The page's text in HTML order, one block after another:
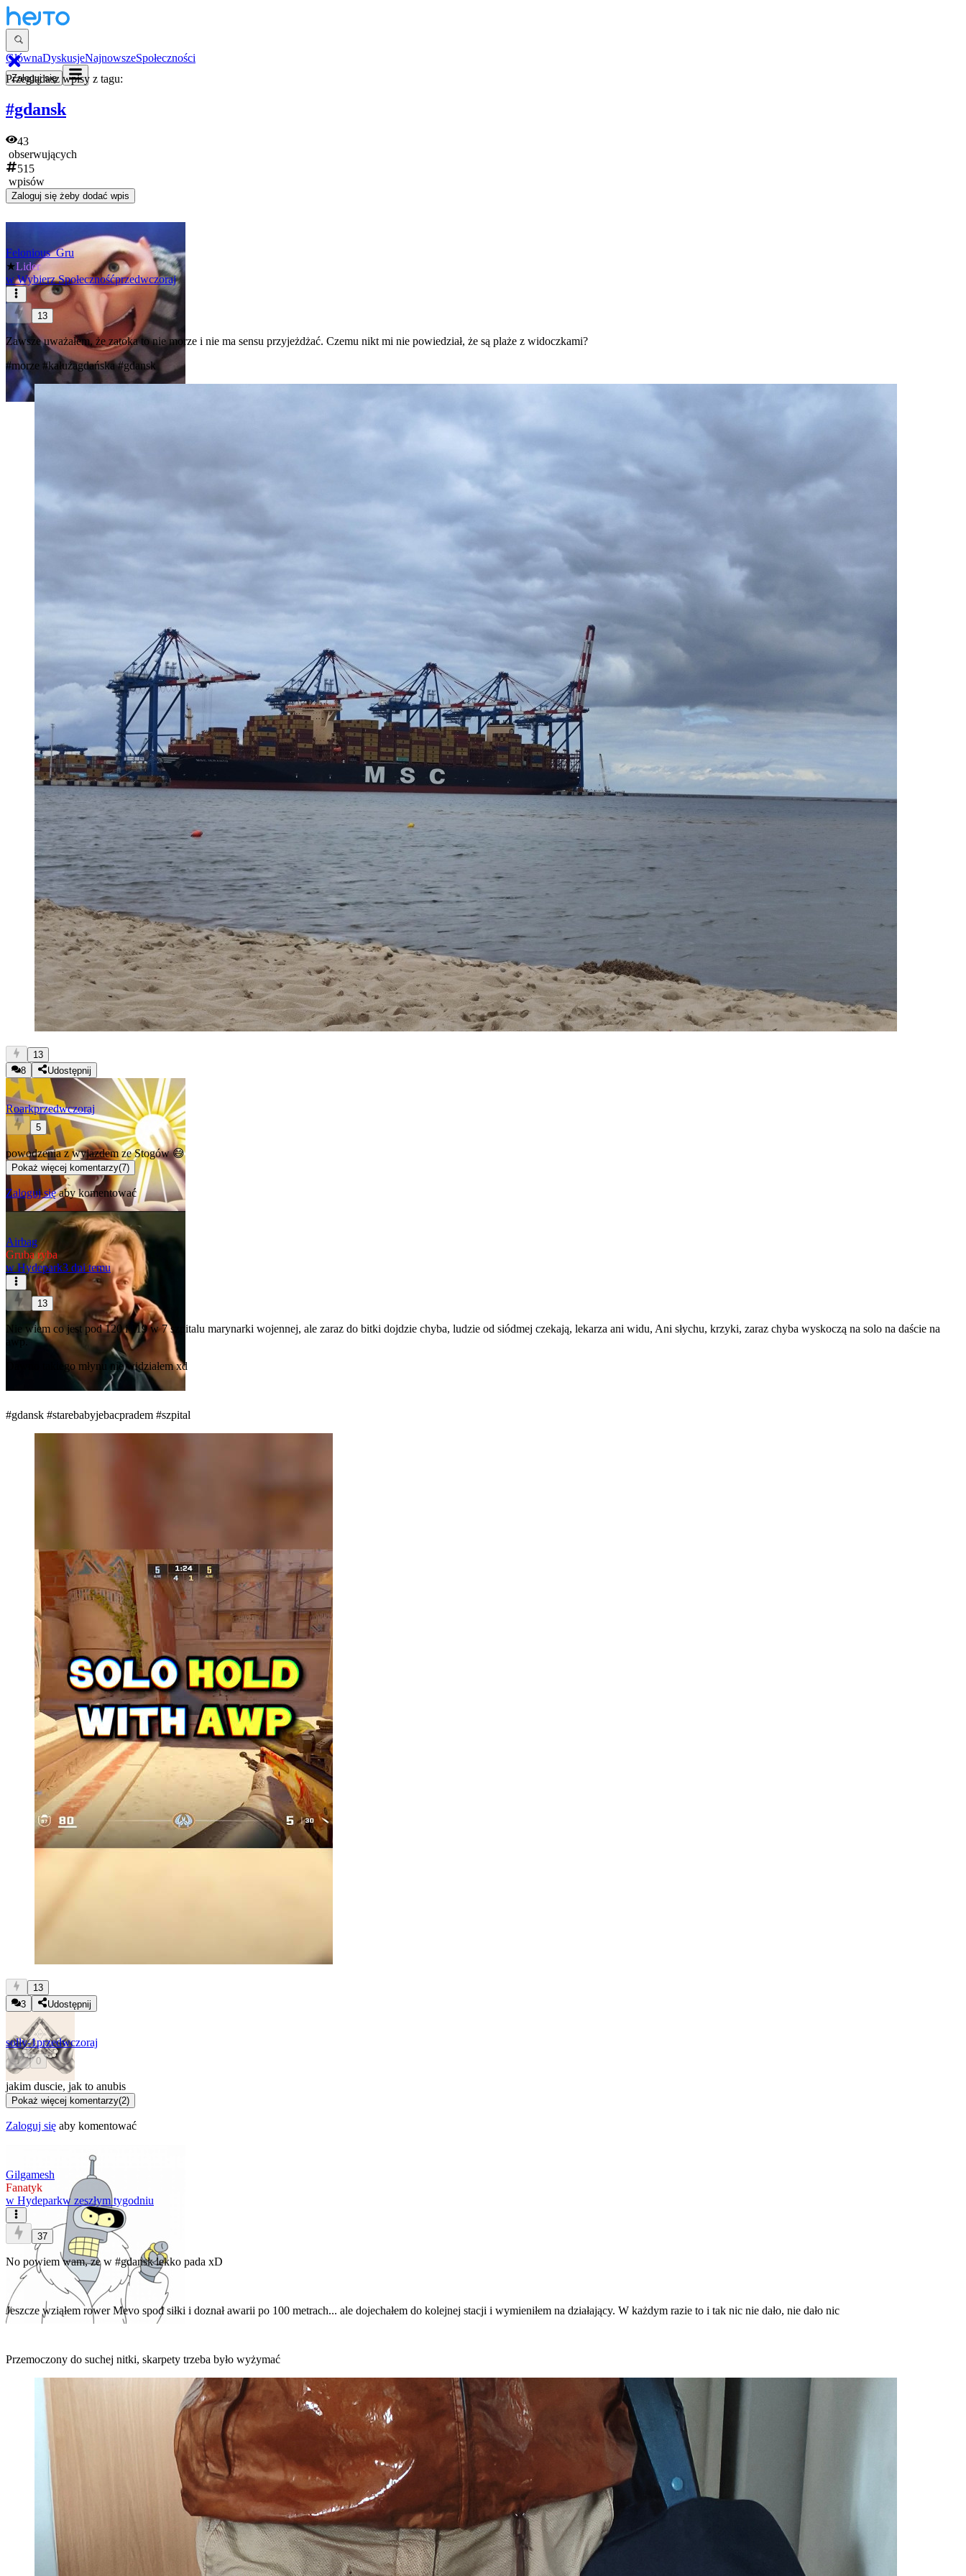
GłównaDyskusjeNajnowszeSpołeczności
Zaloguj się
Przeglądasz wpisy z tagu:
#gdansk
43
obserwujących
515
wpisów
Zaloguj się żeby dodać wpis
Felonious_Gru
★Lider
w Wybierz Społecznośćprzedwczoraj
13
Zawsze uważałem, że zatoka to nie morze i nie ma sensu przyjeżdżać. Czemu nikt mi nie powiedział, że są plaże z widoczkami?
#morze #kałużagdańska #gdansk
13
8
Udostępnij
Roarkprzedwczoraj
5
powodzenia z wyjazdem ze Stogów 😅
Pokaż więcej komentarzy(7)
Zaloguj sięaby komentować
Airbag
Gruba ryba
w Hydepark3 dni temu
13
Nie wiem co jest pod 120 i 119 w 7 szpitalu marynarki wojennej, ale zaraz do bitki dojdzie chyba, ludzie od siódmej czekają, lekarza ani widu, Ani słychu, krzyki, zaraz chyba wyskoczą na solo na daście na
awp.
Dawno takiego młynu nie widziałem xd
#gdansk #starebabyjebacpradem #szpital
13
3
Udostępnij
solly-1przedwczoraj
0
jakim duscie, jak to anubis
Pokaż więcej komentarzy(2)
Zaloguj się aby komentować
Gilgamesh
Fanatyk
w Hydeparkw zeszłym tygodniu
37
No powiem wam, ze w #gdansklekko pada xD
Jeszcze wziąłem rower Mevo spod siłki i doznał awarii po 100 metrach... ale dojechałem do kolejnej stacji i wymieniłem na działający. W każdym razie to i tak nic nie dało, nie dało nic
Przemoczony do suchej nitki, skarpety trzeba było wyżymać